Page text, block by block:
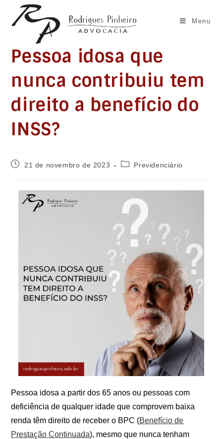
Menu
Pessoa idosa que
nunca contribuiu tem
direito a benefício do
INSS?
Post21 de novembro de 2023
Categoria
Previdenciário
Pessoa idosa a partir dos 65 anos ou pessoas com
deficiência de qualquer idade que comprovem baixa
renda têm direito de receber o BPC (Benefício de
Prestação Continuada), mesmo que nunca tenham